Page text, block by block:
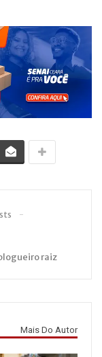
raiz
Mais Do Autor